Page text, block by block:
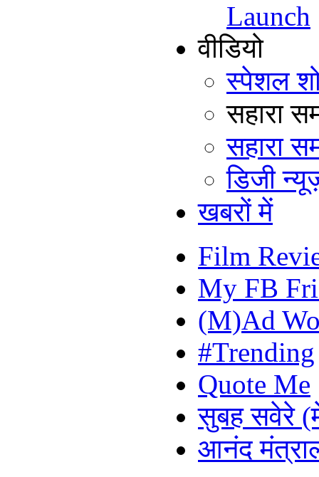
Launch
वीडियो
स्पेशल
सहारा
सहारा
डिजी
खबरों में
Film
My FB
(M)Ad
#Trending
Quote Me
सुबह सवेरे
आनंद